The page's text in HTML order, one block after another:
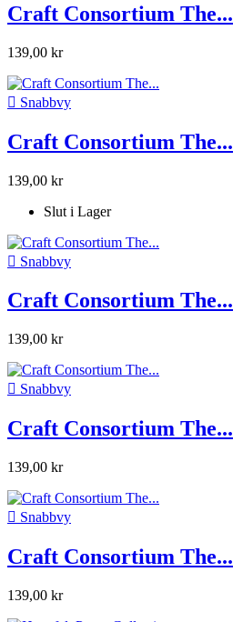
Craft Consortium The...
139,00 kr
 Snabbvy
Craft Consortium The...
139,00 kr
Slut i Lager
 Snabbvy
Craft Consortium The...
139,00 kr
 Snabbvy
Craft Consortium The...
139,00 kr
 Snabbvy
Craft Consortium The...
139,00 kr